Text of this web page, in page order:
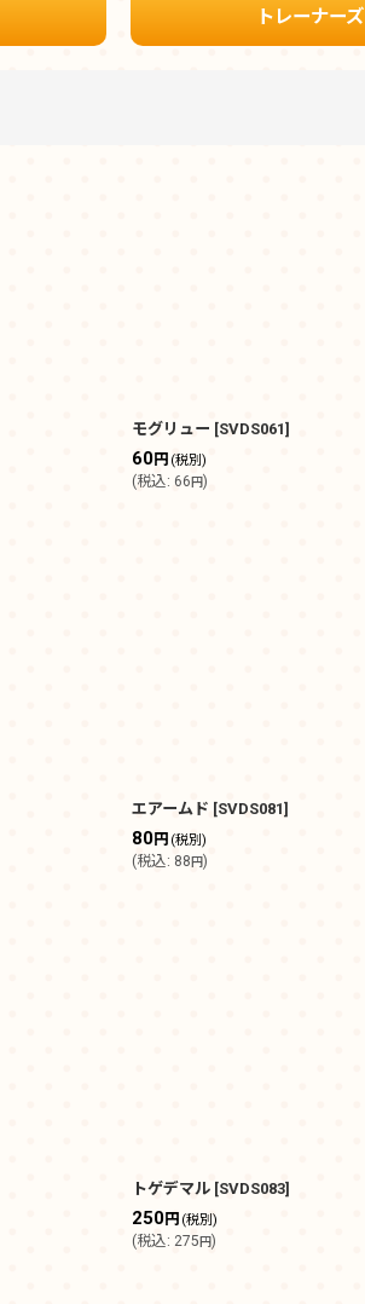
トレーナーズ
モグリュー [SVDS061]
60円 (税別)
(税込: 66円)
エアームド [SVDS081]
80円 (税別)
(税込: 88円)
トゲデマル [SVDS083]
250円 (税別)
(税込: 275円)